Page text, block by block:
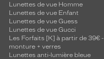
Lunettes de vue Homme
Lunettes de vue Enfant
Lunettes de vue Guess
Lunettes de vue Gucci
Les Forfaits [K] à partir de 39€ -
monture + verres
Lunettes anti-lumière bleue